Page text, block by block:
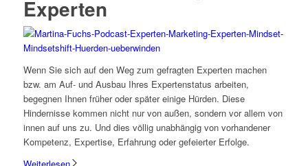
Experten
Wenn Sie sich auf den Weg zum gefragten Experten machen
bzw. am Auf- und Ausbau Ihres Expertenstatus arbeiten,
begegnen Ihnen früher oder später einige Hürden. Diese
Hindernisse kommen nicht nur von außen, sondern vor allem von
innen auf uns zu. Und dies völlig unabhängig von vorhandener
Kompetenz, Expertise, Erfahrung oder gefeierter Erfolge.